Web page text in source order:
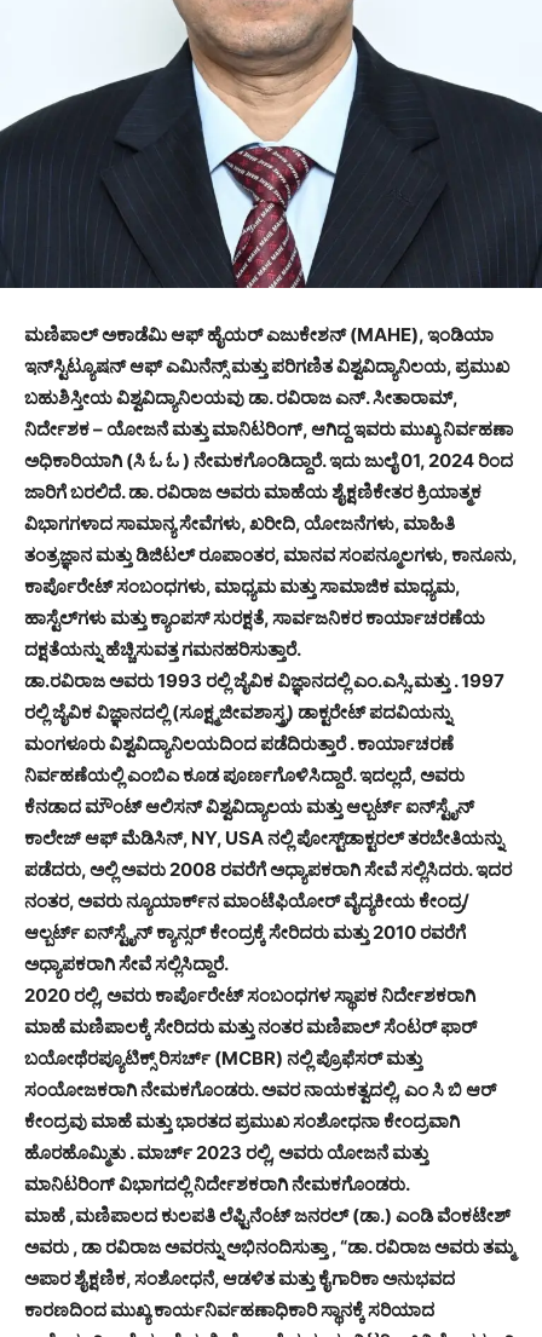
ಮಣಿಪಾಲ್ ಅಕಾಡೆಮಿ ಆಫ್ ಹೈಯರ್ ಎಜುಕೇಶನ್ (MAHE), ಇಂಡಿಯಾ
ಇನ್‌ಸ್ಟಿಟ್ಯೂಷನ್ ಆಫ್ ಎಮಿನೆನ್ಸ್ ಮತ್ತು ಪರಿಗಣಿತ ವಿಶ್ವವಿದ್ಯಾನಿಲಯ, ಪ್ರಮುಖ
ಬಹುಶಿಸ್ತೀಯ ವಿಶ್ವವಿದ್ಯಾನಿಲಯವು ಡಾ. ರವಿರಾಜ ಎನ್. ಸೀತಾರಾಮ್,
ನಿರ್ದೇಶಕ – ಯೋಜನೆ ಮತ್ತು ಮಾನಿಟರಿಂಗ್, ಆಗಿದ್ದ ಇವರು ಮುಖ್ಯ ನಿರ್ವಹಣಾ
ಅಧಿಕಾರಿಯಾಗಿ (ಸಿ ಓ ಓ ) ನೇಮಕಗೊಂಡಿದ್ದಾರೆ. ಇದು ಜುಲೈ 01, 2024 ರಿಂದ
ಜಾರಿಗೆ ಬರಲಿದೆ. ಡಾ. ರವಿರಾಜ ಅವರು ಮಾಹೆಯ ಶೈಕ್ಷಣಿಕೇತರ ಕ್ರಿಯಾತ್ಮಕ
ವಿಭಾಗಗಳಾದ ಸಾಮಾನ್ಯ ಸೇವೆಗಳು, ಖರೀದಿ, ಯೋಜನೆಗಳು, ಮಾಹಿತಿ
ತಂತ್ರಜ್ಞಾನ ಮತ್ತು ಡಿಜಿಟಲ್ ರೂಪಾಂತರ, ಮಾನವ ಸಂಪನ್ಮೂಲಗಳು, ಕಾನೂನು,
ಕಾರ್ಪೊರೇಟ್ ಸಂಬಂಧಗಳು, ಮಾಧ್ಯಮ ಮತ್ತು ಸಾಮಾಜಿಕ ಮಾಧ್ಯಮ,
ಹಾಸ್ಟೆಲ್‌ಗಳು ಮತ್ತು ಕ್ಯಾಂಪಸ್ ಸುರಕ್ಷತೆ, ಸಾರ್ವಜನಿಕರ ಕಾರ್ಯಾಚರಣೆಯ
ದಕ್ಷತೆಯನ್ನು ಹೆಚ್ಚಿಸುವತ್ತ ಗಮನಹರಿಸುತ್ತಾರೆ.
ಡಾ.ರವಿರಾಜ ಅವರು 1993 ರಲ್ಲಿ ಜೈವಿಕ ವಿಜ್ಞಾನದಲ್ಲಿ ಎಂ.ಎಸ್ಸಿ.ಮತ್ತು . 1997
ರಲ್ಲಿ ಜೈವಿಕ ವಿಜ್ಞಾನದಲ್ಲಿ (ಸೂಕ್ಷ್ಮಜೀವಶಾಸ್ತ್ರ) ಡಾಕ್ಟರೇಟ್ ಪದವಿಯನ್ನು
ಮಂಗಳೂರು ವಿಶ್ವವಿದ್ಯಾನಿಲಯದಿಂದ ಪಡೆದಿರುತ್ತಾರೆ . ಕಾರ್ಯಾಚರಣೆ
ನಿರ್ವಹಣೆಯಲ್ಲಿ ಎಂಬಿಎ ಕೂಡ ಪೂರ್ಣಗೊಳಿಸಿದ್ದಾರೆ. ಇದಲ್ಲದೆ, ಅವರು
ಕೆನಡಾದ ಮೌಂಟ್ ಆಲಿಸನ್ ವಿಶ್ವವಿದ್ಯಾಲಯ ಮತ್ತು ಆಲ್ಬರ್ಟ್ ಐನ್‌ಸ್ಟೈನ್
ಕಾಲೇಜ್ ಆಫ್ ಮೆಡಿಸಿನ್, NY, USA ನಲ್ಲಿ ಪೋಸ್ಟ್‌ಡಾಕ್ಟರಲ್ ತರಬೇತಿಯನ್ನು
ಪಡೆದರು, ಅಲ್ಲಿ ಅವರು 2008 ರವರೆಗೆ ಅಧ್ಯಾಪಕರಾಗಿ ಸೇವೆ ಸಲ್ಲಿಸಿದರು. ಇದರ
ನಂತರ, ಅವರು ನ್ಯೂಯಾರ್ಕ್‌ನ ಮಾಂಟೆಫಿಯೋರ್ ವೈದ್ಯಕೀಯ ಕೇಂದ್ರ/
ಆಲ್ಬರ್ಟ್ ಐನ್‌ಸ್ಟೈನ್ ಕ್ಯಾನ್ಸರ್ ಕೇಂದ್ರಕ್ಕೆ ಸೇರಿದರು ಮತ್ತು 2010 ರವರೆಗೆ
ಅಧ್ಯಾಪಕರಾಗಿ ಸೇವೆ ಸಲ್ಲಿಸಿದ್ದಾರೆ.
2020 ರಲ್ಲಿ, ಅವರು ಕಾರ್ಪೊರೇಟ್ ಸಂಬಂಧಗಳ ಸ್ಥಾಪಕ ನಿರ್ದೇಶಕರಾಗಿ
ಮಾಹೆ ಮಣಿಪಾಲಕ್ಕೆ ಸೇರಿದರು ಮತ್ತು ನಂತರ ಮಣಿಪಾಲ್ ಸೆಂಟರ್ ಫಾರ್
ಬಯೋಥೆರಪ್ಯೂಟಿಕ್ಸ್ ರಿಸರ್ಚ್ (MCBR) ನಲ್ಲಿ ಪ್ರೊಫೆಸರ್ ಮತ್ತು
ಸಂಯೋಜಕರಾಗಿ ನೇಮಕಗೊಂಡರು. ಅವರ ನಾಯಕತ್ವದಲ್ಲಿ, ಎಂ ಸಿ ಬಿ ಆರ್
ಕೇಂದ್ರವು ಮಾಹೆ ಮತ್ತು ಭಾರತದ ಪ್ರಮುಖ ಸಂಶೋಧನಾ ಕೇಂದ್ರವಾಗಿ
ಹೊರಹೊಮ್ಮಿತು . ಮಾರ್ಚ್ 2023 ರಲ್ಲಿ, ಅವರು ಯೋಜನೆ ಮತ್ತು
ಮಾನಿಟರಿಂಗ್ ವಿಭಾಗದಲ್ಲಿ ನಿರ್ದೇಶಕರಾಗಿ ನೇಮಕಗೊಂಡರು.
ಮಾಹೆ ,ಮಣಿಪಾಲದ ಕುಲಪತಿ ಲೆಫ್ಟಿನೆಂಟ್ ಜನರಲ್ (ಡಾ.) ಎಂಡಿ ವೆಂಕಟೇಶ್
ಅವರು , ಡಾ ರವಿರಾಜ ಅವರನ್ನು ಅಭಿನಂದಿಸುತ್ತಾ , “ಡಾ. ರವಿರಾಜ ಅವರು ತಮ್ಮ
ಅಪಾರ ಶೈಕ್ಷಣಿಕ, ಸಂಶೋಧನೆ, ಆಡಳಿತ ಮತ್ತು ಕೈಗಾರಿಕಾ ಅನುಭವದ
ಕಾರಣದಿಂದ ಮುಖ್ಯ ಕಾರ್ಯನಿರ್ವಹಣಾಧಿಕಾರಿ ಸ್ಥಾನಕ್ಕೆ ಸರಿಯಾದ